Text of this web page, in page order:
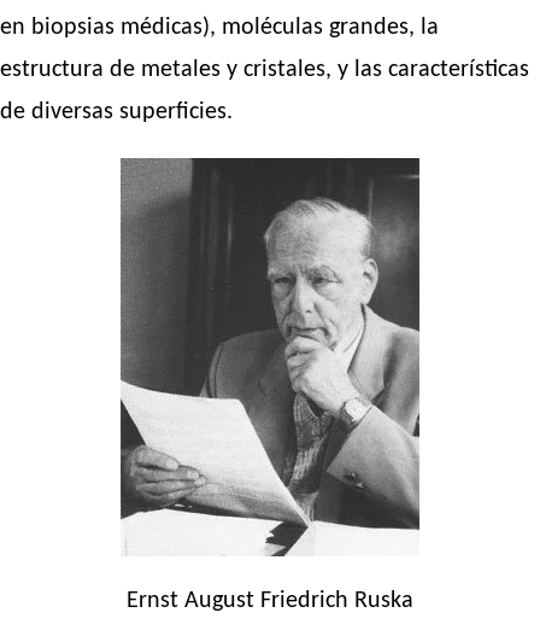
en biopsias médicas), moléculas grandes, la
estructura de metales y cristales, y las características
de diversas superficies.
Ernst August Friedrich Ruska